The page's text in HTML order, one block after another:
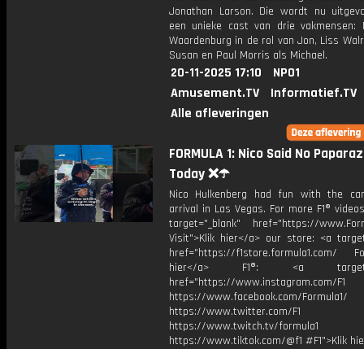
Jonathan Larson. Die wordt nu
een unieke cast van drie vakmensen:
Waardenburg in de rol van Jon, Liss
Susan en Paul Morris als Michael.
20-11-2025 17:10
NPO1
Amusement.TV
Informatief.TV
Alle afleveringen
FORMULA 1: Nico Said No
Today ❌☂️
Nico Hulkenberg had fun with the
arrival in Las Vegas. For more F1®
target="_blank" href="https://
Visit">Klik hier</a> our store: <a
href="https://f1store.formula1.com/
hier</a> F1®: <a
href="https://www.instagram.com/F1
https://www.facebook.com/Formula1/
https://www.twitter.com/F1
https://www.twitch.tv/formula1
https://www.tiktok.com/@f1 #F1">Klik